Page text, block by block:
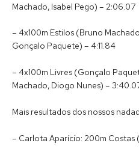
Machado, Isabel Pego) – 2:06.07
– 4x100m Estilos (Bruno
Gonçalo Paquete) – 4:11.84
– 4x100m Livres (Gonçalo
Machado, Diogo Nunes) –
Mais resultados dos nossos
– Carlota Aparício: 200m Costas